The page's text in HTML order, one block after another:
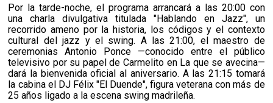
Por la tarde-noche, el programa arrancará a las 20:00 con
una charla divulgativa titulada "Hablando en Jazz", un
recorrido ameno por la historia, los códigos y el contexto
cultural del jazz y el swing. A las 21:00, el maestro de
ceremonias Antonio Ponce —conocido entre el público
televisivo por su papel de Carmelito en La que se avecina—
dará la bienvenida oficial al aniversario. A las 21:15 tomará
la cabina el DJ Félix "El Duende", figura veterana con más de
25 años ligado a la escena swing madrileña.